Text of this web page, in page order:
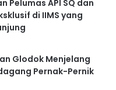
Pelumas API SQ dan
di IIMS yang
Glodok Menjelang
Pernak-Pernik